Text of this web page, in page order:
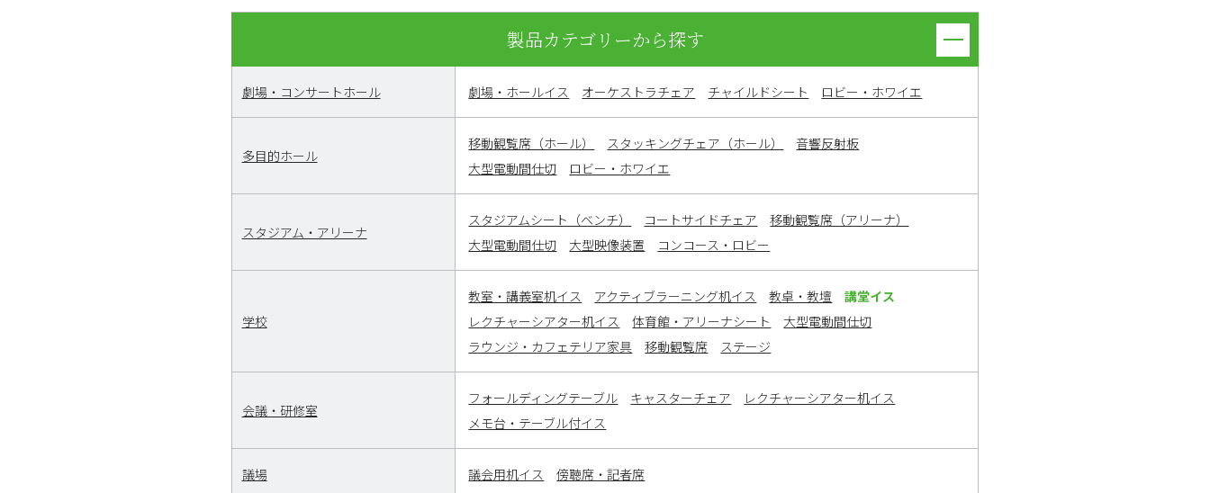
製品カテゴリーから探す
劇場・コンサートホール 劇場・ホールイス オーケストラチェア チャイルドシート ロビー・ホワイエ
多目的ホール
移動観覧席（ホール） スタッキングチェア（ホール）
音響反射板
大型電動間仕切
ロビー・ホワイエ
スタジアム・アリーナ
スタジアムシート（ベンチ） コートサイドチェア
移動観覧席（アリーナ）
大型電動間仕切
大型映像装置 コンコース・ロビー
学校
教室・講義室机イス アクティブラーニング机イス 教卓・教壇
講堂イス
レクチャーシアター机イス
体育館・アリーナシート
大型電動間仕切
ラウンジ・カフェテリア家具
移動観覧席 ステージ
会議・研修室
フォールディングテーブル キャスターチェア
レクチャーシアター机イス
メモ台・テーブル付イス
議場 議会用机イス 傍聴席・記者席